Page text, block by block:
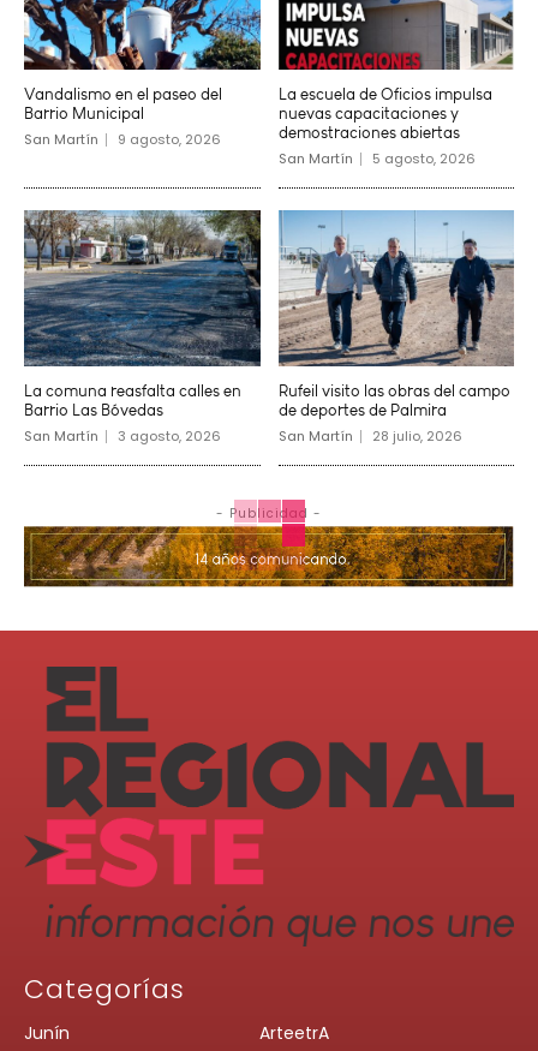
Vandalismo en el paseo del
Barrio Municipal
San Martín 9 agosto, 2026
La escuela de Oficios impulsa
nuevas capacitaciones y
demostraciones abiertas
San Martín 5 agosto, 2026
La comuna reasfalta calles en
Barrio Las Bóvedas
San Martín 3 agosto, 2026
Rufeil visito las obras del campo
de deportes de Palmira
San Martín 28 julio, 2026
- Publicidad -
Categorías
Junín
ArteetrA